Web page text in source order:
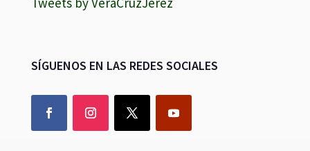
SÍGUENOS EN LAS REDES SOCIALES